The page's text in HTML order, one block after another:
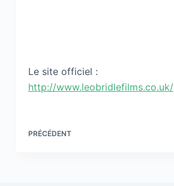
Le site officiel :
http://www.leobridlefilms.co.uk/
PRÉCÉDENT